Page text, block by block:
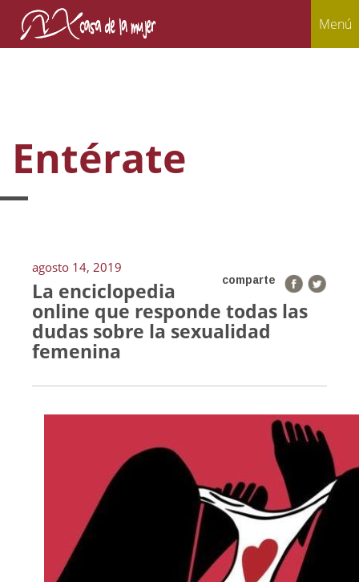
Menú
Entérate
agosto 14, 2019
comparte
La enciclopedia
online que responde todas las
dudas sobre la sexualidad
femenina